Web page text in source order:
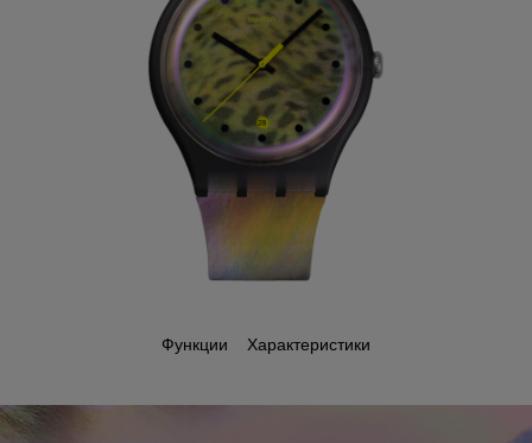
Функции Характеристики